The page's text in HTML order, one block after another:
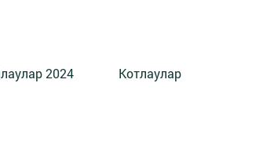
2024 Котлаулар